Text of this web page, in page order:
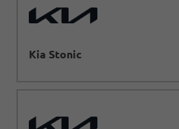
Kia Stonic